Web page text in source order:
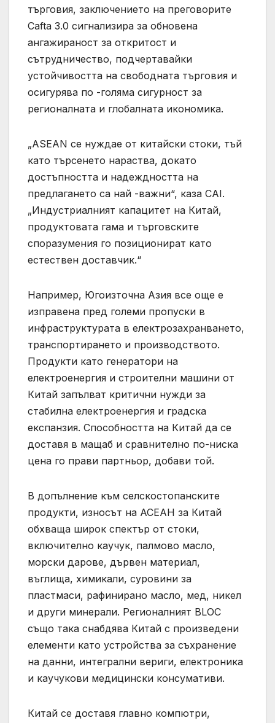
търговия, заключението на преговорите
Cafta 3.0 сигнализира за обновена
ангажираност за откритост и
сътрудничество, подчертавайки
устойчивостта на свободната търговия и
осигурява по -голяма сигурност за
регионалната и глобалната икономика.
„ASEAN се нуждае от китайски стоки, тъй
като търсенето нараства, докато
достъпността и надеждността на
предлагането са най -важни“, каза CAI.
„Индустриалният капацитет на Китай,
продуктовата гама и търговските
споразумения го позиционират като
естествен доставчик.“
Например, Югоизточна Азия все още е
изправена пред големи пропуски в
инфраструктурата в електрозахранването,
транспортирането и производството.
Продукти като генератори на
електроенергия и строителни машини от
Китай запълват критични нужди за
стабилна електроенергия и градска
експанзия. Способността на Китай да се
доставя в мащаб и сравнително по-ниска
цена го прави партньор, добави той.
В допълнение към селскостопанските
продукти, износът на АСЕАН за Китай
обхваща широк спектър от стоки,
включително каучук, палмово масло,
морски дарове, дървен материал,
въглища, химикали, суровини за
пластмаси, рафинирано масло, мед, никел
и други минерали. Регионалният BLOC
също така снабдява Китай с произведени
елементи като устройства за съхранение
на данни, интегрални вериги, електроника
и каучукови медицински консумативи.
Китай се доставя главно компютри,